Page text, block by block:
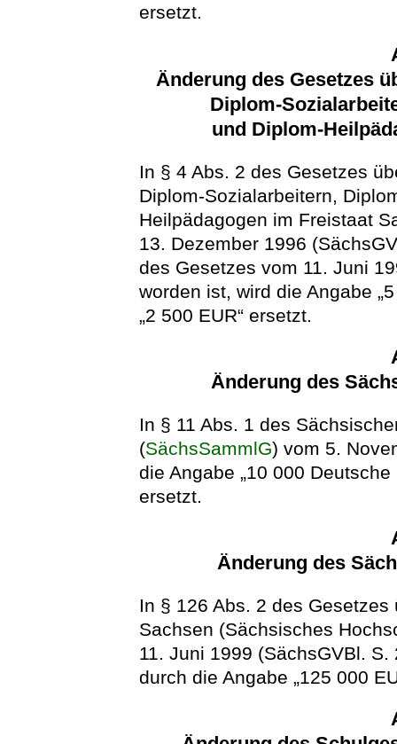
ersetzt.
Änderung des Gesetzes
Diplom-
und Diplom-
In § 4 Abs. 2 des Gesetzes
Diplom-Sozialarbeitern,
Heilpädagogen im Freistaat
13. Dezember 1996
des Gesetzes vom 11. Juni
worden ist, wird die Angabe
„2 500 EUR“ ersetzt.
Änderung des
In § 11 Abs. 1 des
(SächsSammlG) vom 5.
die Angabe „10 000 Deutsche
ersetzt.
Änderung des
In § 126 Abs. 2 des
Sachsen (Sächsisches
11. Juni 1999 (SächsGVBl. S.
durch die Angabe „125 000